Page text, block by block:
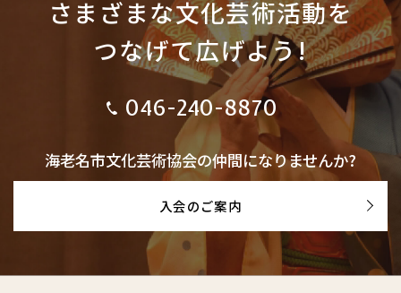
さまざまな文化芸術活動を
つなげて広げよう!
046-240-8870
海老名市文化芸術協会の仲間になりませんか?
入会のご案内